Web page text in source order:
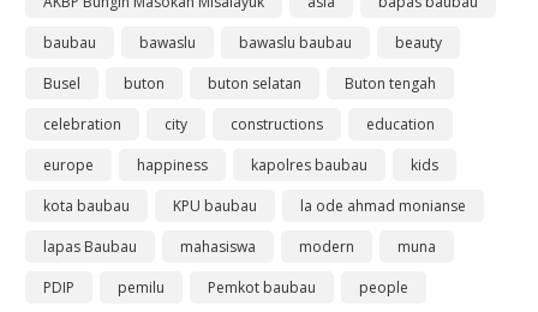
baubau
bawaslu bawaslu baubau
beauty
Busel
buton buton selatan
Buton tengah
celebration
city constructions
education
europe
happiness kapolres baubau
kids
kota baubau
KPU baubau
la ode ahmad monianse
lapas Baubau
mahasiswa modern
muna
PDIP
pemilu Pemkot baubau
people